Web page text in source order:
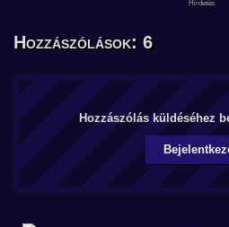
Hozzászólások: 6
Hozzászólás küldéséhez